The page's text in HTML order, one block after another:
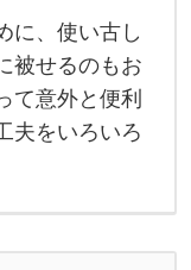
に、使い古し
被せるのもお
て意外と便利
夫をいろいろ